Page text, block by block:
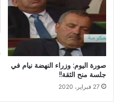
صورة اليوم: وزراء النهضة نيام في
جلسة منح الثقة!!
27 فبراير، 2020